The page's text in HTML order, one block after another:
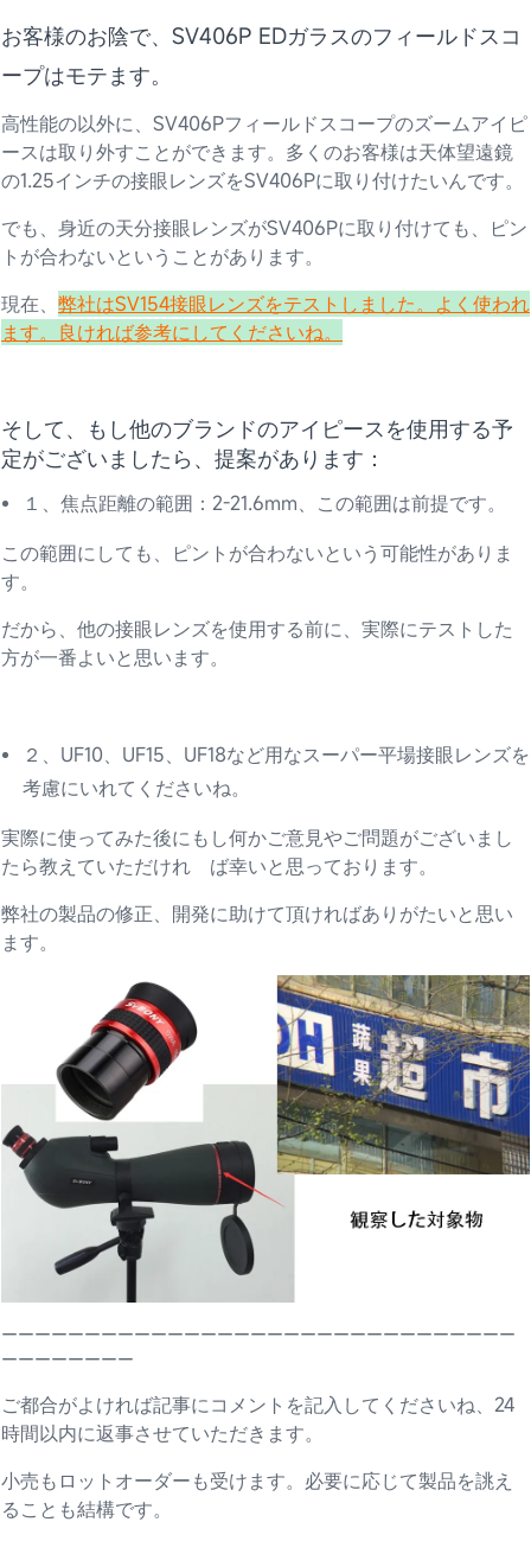
お客様のお陰で、SV406P EDガラスのフィールドスコ
ープはモテます。
高性能の以外に、SV406Pフィールドスコープのズームアイピ
ースは取り外すことができます。多くのお客様は天体望遠鏡
の1.25インチの接眼レンズをSV406Pに取り付けたいんです。
でも、身近の天分接眼レンズがSV406Pに取り付けても、ピン
トが合わないということがあります。
現在、 弊社はSV154接眼レンズをテストしました。よく使われ
ます。良ければ参考にしてくださいね。
そして、もし他のブランドのアイピースを使用する予
定がございましたら、提案があります：
１、焦点距離の範囲：2-21.6mm、この範囲は前提です。
この範囲にしても、ピントが合わないという可能性がありま
す。
だから、他の接眼レンズを使用する前に、実際にテストした
方が一番よいと思います。
２、UF10、UF15、UF18など用なスーパー平場接眼レンズを
考慮にいれてくださいね。
実際に使ってみた後にもし何かご意見やご問題がございまし
たら教えていただけれ ば幸いと思っております。
弊社の製品の修正、開発に助けて頂ければありがたいと思い
ます。
ーーーーーーーーーーーーーーーーーーーーーーーーーーーーーーー
ーーーーーーーー
ご都合がよければ記事にコメントを記入してくださいね、24
時間以内に返事させていただきます。
小売もロットオーダーも受けます。必要に応じて製品を誂え
ることも結構です。